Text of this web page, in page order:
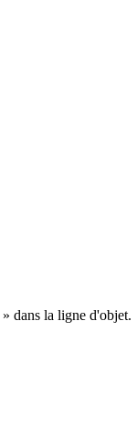
» dans la ligne d'objet.